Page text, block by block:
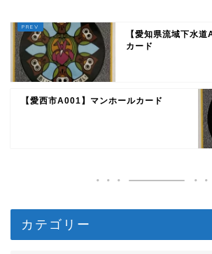
【愛知県流域下水
カード
【愛西市A001】マンホールカード
カテゴリー